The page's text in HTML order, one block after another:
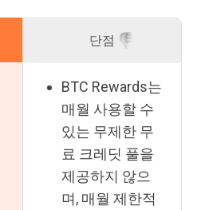
단점
BTC Rewards는
매월 사용할 수
있는 무제한 무
료 크레딧 풀을
제공하지 않으
며, 매월 제한적